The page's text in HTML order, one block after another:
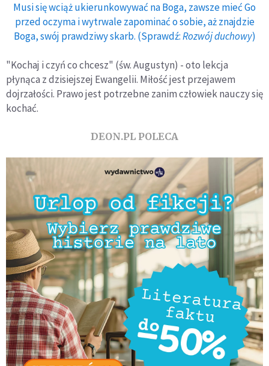
Musi się wciąż ukierunkowywać na Boga, zawsze mieć Go
przed oczyma i wytrwale zapominać o sobie, aż znajdzie
Boga, swój prawdziwy skarb. (Sprawdź:Rozwój duchowy)
"Kochaj i czyń co chcesz" (św. Augustyn) - oto lekcja
płynąca z dzisiejszej Ewangelii. Miłość jest przejawem
dojrzałości. Prawo jest potrzebne zanim człowiek nauczy się
kochać.
DEON.PL POLECA